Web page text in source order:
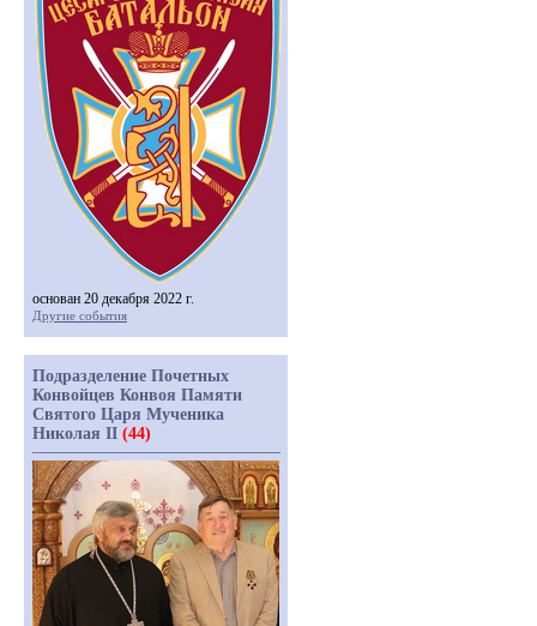
основан 20 декабря 2022 г.
Другие события
Подразделение Почетных
Конвойцев Конвоя Памяти
Святого Царя Мученика
Николая II (44)